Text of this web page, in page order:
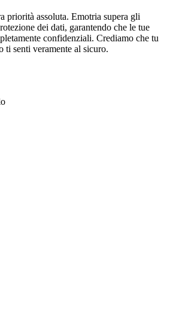
priorità assoluta. Emotria supera gli
dei dati, garantendo che le tue
confidenziali. Crediamo che tu
ti senti veramente al sicuro.